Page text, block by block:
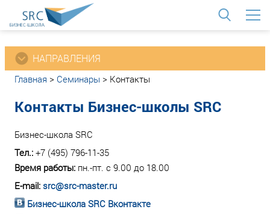
НАПРАВЛЕНИЯ
Главная > Семинары > Контакты
Контакты Бизнес-школы SRC
Бизнес-школа SRC
Тел.: +7 (495) 796-11-35
Время работы: пн.-пт. с 9.00 до 18.00
E-mail: src@src-master.ru
Бизнес-школа SRC Вконтакте